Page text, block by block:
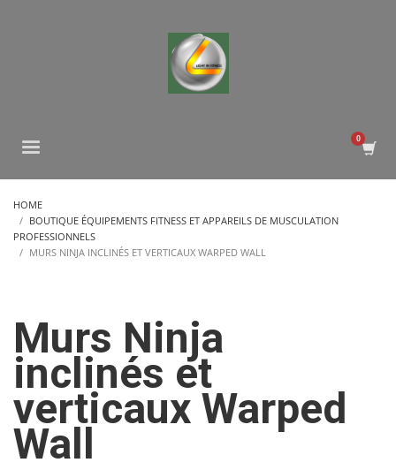
HOME
BOUTIQUE ÉQUIPEMENTS FITNESS ET APPAREILS DE MUSCULATION
PROFESSIONNELS
MURS NINJA INCLINÉS ET VERTICAUX WARPED WALL
Murs Ninja
inclinés et
verticaux Warped
Wall